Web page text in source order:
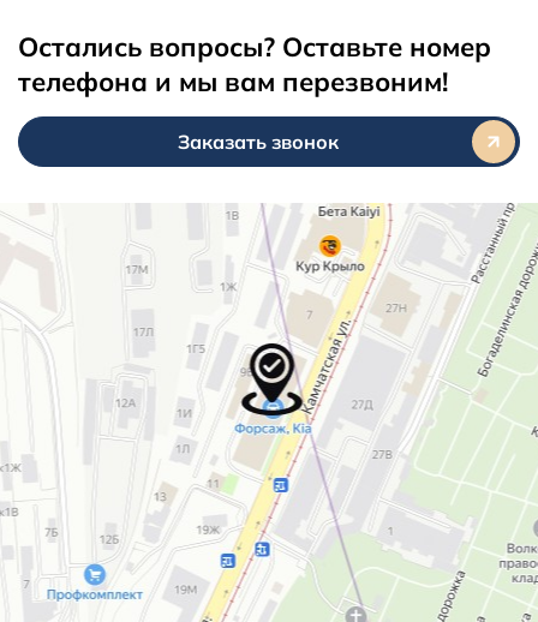
Остались вопросы? Оставьте номер
телефона и мы вам перезвоним!
Заказать звонок